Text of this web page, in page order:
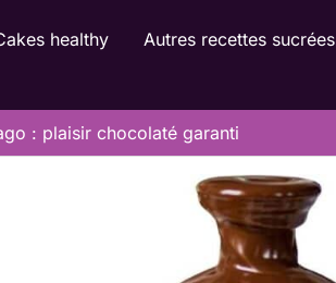
healthy Autres recettes sucrées
: plaisir chocolaté garanti